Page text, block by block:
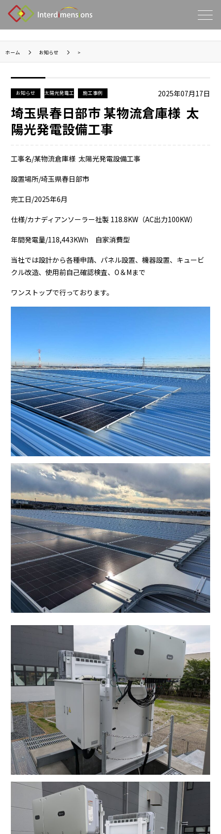
ホーム お知らせ >
お知らせ
太陽光発電工
施工事例 2025年07月17日
埼玉県春日部市 某物流倉庫様 太
陽光発電設備工事
工事名/某物流倉庫様 太陽光発電設備工事
設置場所/埼玉県春日部市
完工日/2025年6月
仕様/カナディアンソーラー社製 118.8KW（AC出力100KW）
年間発電量/118,443KWh 自家消費型
当社では設計から各種申請、パネル設置、機器設置、キュービ
クル改造、使用前自己確認検査、O＆Mまで
ワンストップで行っております。